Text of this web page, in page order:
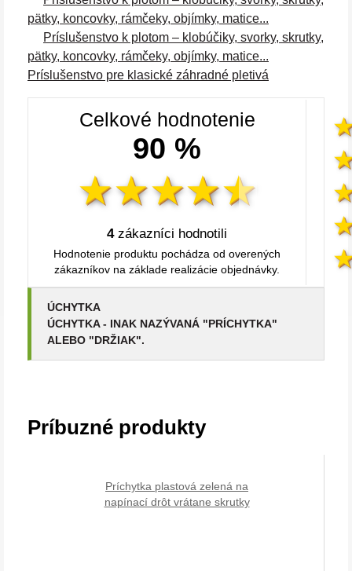
pätky, koncovky, rámčeky, objímky, matice...
Príslušenstvo k plotom – klobúčiky, svorky, skrutky,
pätky, koncovky, rámčeky, objímky, matice...
Príslušenstvo pre klasické záhradné pletivá
Celkové hodnotenie
90 %
4zákazníci hodnotili
Hodnotenie produktu pochádza od overených
zákazníkov na základe realizácie objednávky.
ÚCHYTKA
ÚCHYTKA - INAK NAZÝVANÁ "PRÍCHYTKA"
ALEBO "DRŽIAK".
Príbuzné produkty
Príchytka plastová zelená na
napínací drôt vrátane skrutky